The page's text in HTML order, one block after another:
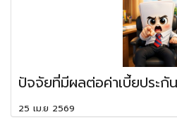
ปัจจัยที่มีผลต่อค่าเบี้ยประ
25 เม.ย 2569